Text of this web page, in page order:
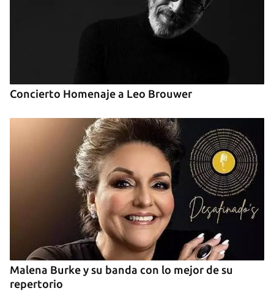
Concierto Homenaje a Leo Brouwer
Malena Burke y su banda con lo mejor de su
repertorio